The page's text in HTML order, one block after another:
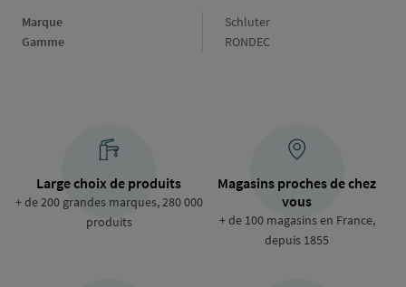
Marque Marque
Schluter
Gamme
Gamme
RONDEC
Large choix de produits
+ de 200 grandes marques, 280 000
produits
Magasins proches de chez
vous
+ de 100 magasins en France,
depuis 1855